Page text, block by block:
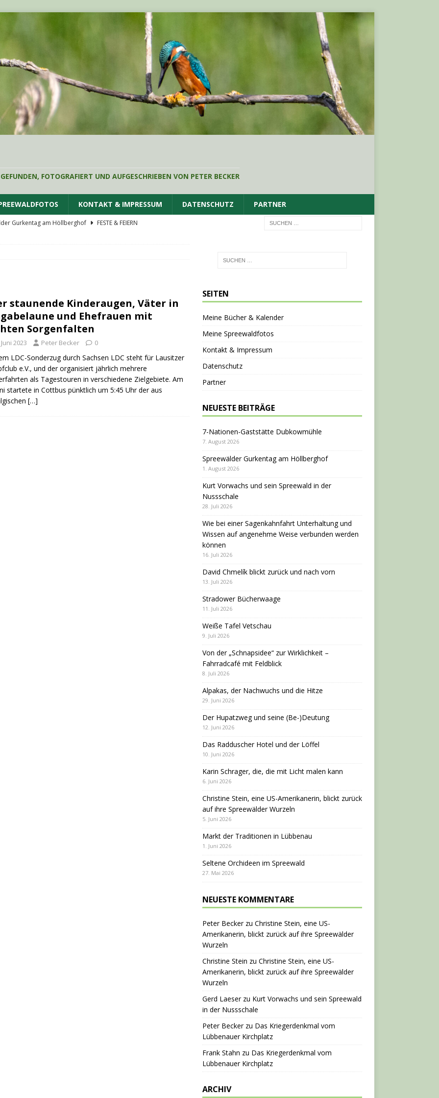
FOTOGRAFIERT UND AUFGESCHRIEBEN VON PETER BECKER
KONTAKT & IMPRESSUM DATENSCHUTZ PARTNER
Gurkentag am Höllberghof
FESTE & FEIERN
Gaststätte Dubkowmühle SPREEWALDTOURISMUS
staunende Kinderaugen, Väter in
und Ehefrauen mit
Sorgenfalten
Juni 2023 Peter Becker 0
LDC-Sonderzug durch Sachsen LDC steht für Lausitzer
e.V., und der organisiert jährlich mehrere
als Tagestouren in verschiedene Zielgebiete. Am
startete in Cottbus pünktlich um 5:45 Uhr der aus
[…]
SEITEN
Meine Bücher & Kalender
Meine Spreewaldfotos
Kontakt & Impressum
Datenschutz
Partner
NEUESTE BEITRÄGE
7-Nationen-Gaststätte Dubkowmühle
7. August 2026
Spreewälder Gurkentag am Höllberghof
1. August 2026
Kurt Vorwachs und sein Spreewald in der
Nussschale
28. Juli 2026
Wie bei einer Sagenkahnfahrt Unterhaltung und
Wissen auf angenehme Weise verbunden werden
können
16. Juli 2026
David Chmelík blickt zurück und nach vorn
13. Juli 2026
Stradower Bücherwaage
11. Juli 2026
Weiße Tafel Vetschau
9. Juli 2026
Von der „Schnapsidee“ zur Wirklichkeit –
Fahrradcafé mit Feldblick
8. Juli 2026
Alpakas, der Nachwuchs und die Hitze
29. Juni 2026
Der Hupatzweg und seine (Be-)Deutung
12. Juni 2026
Das Radduscher Hotel und der Löffel
10. Juni 2026
Karin Schrager, die, die mit Licht malen kann
6. Juni 2026
Christine Stein, eine US-Amerikanerin, blickt zurück
auf ihre Spreewälder Wurzeln
5. Juni 2026
Markt der Traditionen in Lübbenau
1. Juni 2026
Seltene Orchideen im Spreewald
27. Mai 2026
NEUESTE KOMMENTARE
Peter Beckerzu Christine Stein, eine US-
Amerikanerin, blickt zurück auf ihre Spreewälder
Wurzeln
Christine Stein zu Christine Stein, eine US-
Amerikanerin, blickt zurück auf ihre Spreewälder
Wurzeln
Gerd Laeserzu Kurt Vorwachs und sein Spreewald
in der Nussschale
Peter Beckerzu Das Kriegerdenkmal vom
Lübbenauer Kirchplatz
Frank Stahn zu Das Kriegerdenkmal vom
Lübbenauer Kirchplatz
ARCHIV